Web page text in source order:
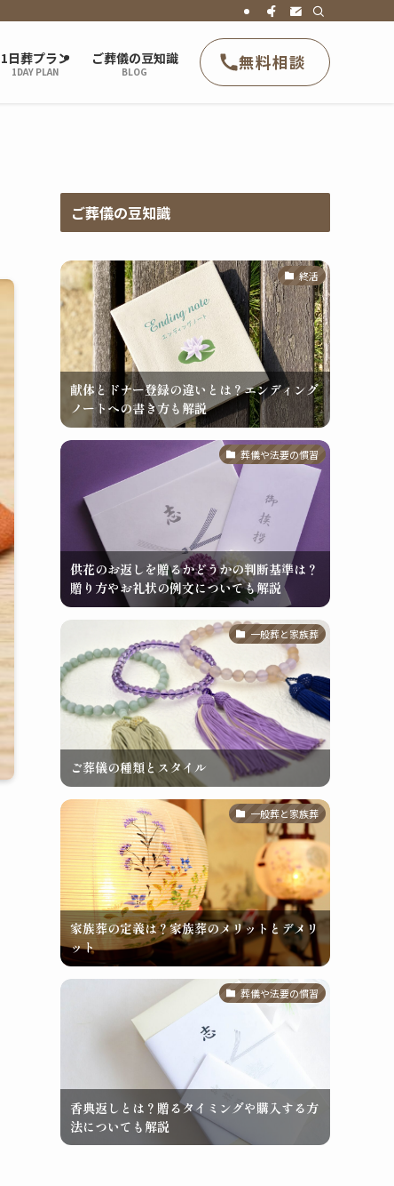
1日葬プラン
1DAY PLAN
ご葬儀の豆知識
BLOG 無料相談
ご葬儀の豆知識
終活
献体とドナー登録の違いとは？エンディング
ノートへの書き方も解説
葬儀や法要の慣習
供花のお返しを贈るかどうかの判断基準は？
贈り方やお礼状の例文についても解説
一般葬と家族葬
ご葬儀の種類とスタイル
一般葬と家族葬
家族葬の定義は？家族葬のメリットとデメリ
ット
葬儀や法要の慣習
香典返しとは？贈るタイミングや購入する方
法についても解説